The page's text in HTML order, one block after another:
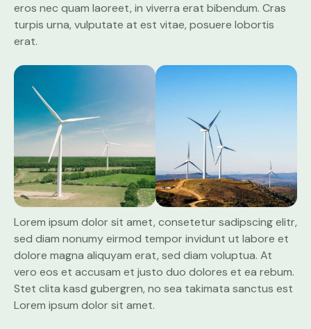
eros nec quam laoreet, in viverra erat bibendum. Cras
turpis urna, vulputate at est vitae, posuere lobortis
erat.
Lorem ipsum dolor sit amet, consetetur sadipscing elitr,
sed diam nonumy eirmod tempor invidunt ut labore et
dolore magna aliquyam erat, sed diam voluptua. At
vero eos et accusam et justo duo dolores et ea rebum.
Stet clita kasd gubergren, no sea takimata sanctus est
Lorem ipsum dolor sit amet.